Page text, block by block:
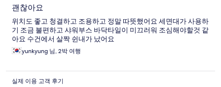
괜찮아요
위치도 좋고 청결하고 조용하고 정말 따뜻했어요 세면대가 사용하
기 조금 불편하고 샤워부스 바닥타일이 미끄러워 조심해야할것 같
아요 수건에서 살짝 쉰내가 났어요
yunkyung 님, 2박 여행
실제 이용 고객 후기